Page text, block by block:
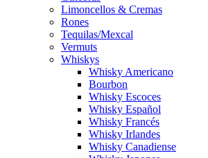
Limoncellos & Cremas
Rones
Tequilas/Mexcal
Vermuts
Whiskys
Whisky Americano
Bourbon
Whisky Escoces
Whisky Español
Whisky Francés
Whisky Irlandes
Whisky Canadiense